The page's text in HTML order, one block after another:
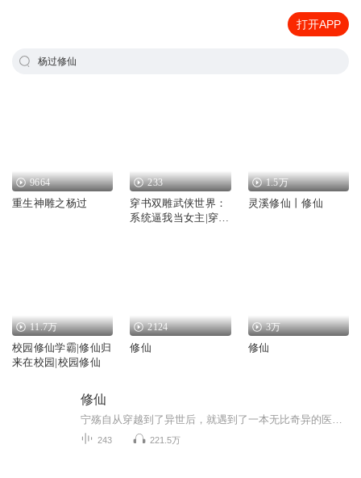
打开APP
杨过修仙
9664
重生神雕之杨过
233
穿书双雕武侠世界：
系统逼我当女主|穿
1.5万
灵溪修仙丨修仙
11.7万
校园修仙学霸|修仙归
来在校园|校园修仙
2124
修仙
3万
修仙
修仙
243 221.5万